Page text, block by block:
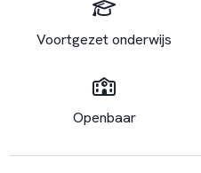
Voortgezet onderwijs
Openbaar